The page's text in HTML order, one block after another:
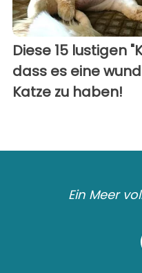
Diese 15 lustigen
dass es eine
Katze zu haben!
Ein Meer